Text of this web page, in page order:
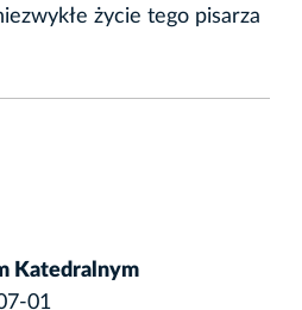
życie tego pisarza
Katedralnym
01